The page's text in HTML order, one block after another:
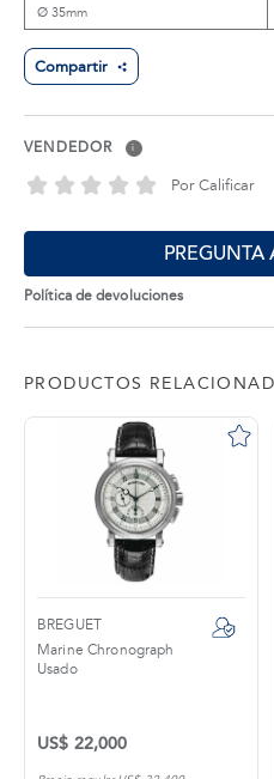
Ø 35mm
Compartir
VENDEDOR i
Por Calificar
Política de devoluciones
PRODUCTOS
BREGUET
Marine Chronograph
Usado
US$ 22,000